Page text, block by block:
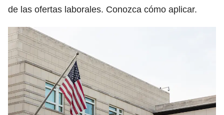
de las ofertas laborales. Conozca cómo aplicar.